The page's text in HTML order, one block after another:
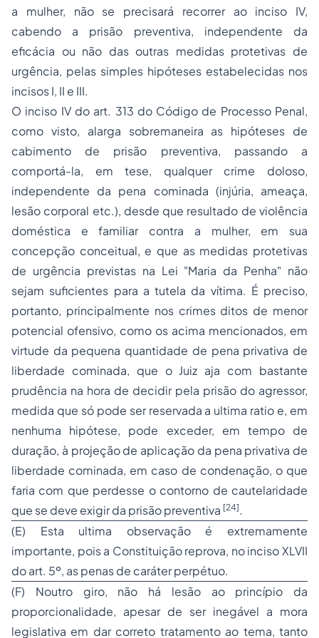
a mulher, não se precisará recorrer ao inciso IV,
cabendo a prisão preventiva, independente da
eficácia ou não das outras medidas protetivas de
urgência, pelas simples hipóteses estabelecidas nos
incisos I, II e III.
O inciso IV do art. 313 do Código de Processo Penal,
como visto, alarga sobremaneira as hipóteses de
cabimento de prisão preventiva, passando a
comportá-la, em tese, qualquer crime doloso,
independente da pena cominada (injúria, ameaça,
lesão corporal etc.), desde que resultado de violência
doméstica e familiar contra a mulher, em sua
concepção conceitual, e que as medidas protetivas
de urgência previstas na Lei "Maria da Penha" não
sejam suficientes para a tutela da vítima. É preciso,
portanto, principalmente nos crimes ditos de menor
potencial ofensivo, como os acima mencionados, em
virtude da pequena quantidade de pena privativa de
liberdade cominada, que o Juiz aja com bastante
prudência na hora de decidir pela prisão do agressor,
medida que só pode ser reservada a ultima ratio e, em
nenhuma hipótese, pode exceder, em tempo de
duração, à projeção de aplicação da pena privativa de
liberdade cominada, em caso de condenação, o que
faria com que perdesse o contorno de cautelaridade
que se deve exigir da prisão preventiva [24].
(E) Esta ultima observação é extremamente
importante, pois a Constituição reprova, no inciso XLVII
do art. 5º, as penas de caráter perpétuo.
(F) Noutro giro, não há lesão ao princípio da
proporcionalidade, apesar de ser inegável a mora
legislativa em dar correto tratamento ao tema, tanto